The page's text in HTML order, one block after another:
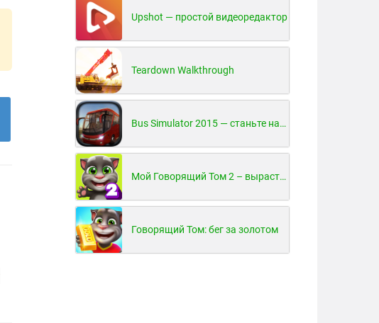
Upshot — простой видеоредактор
Teardown Walkthrough
Bus Simulator 2015 — станьте настоящим водителем автобуса!
Мой Говорящий Том 2 – вырасти и воспитай своего котенка
Говорящий Том: бег за золотом